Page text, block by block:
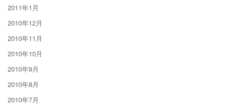
2011年1月
2010年12月
2010年11月
2010年10月
2010年9月
2010年8月
2010年7月